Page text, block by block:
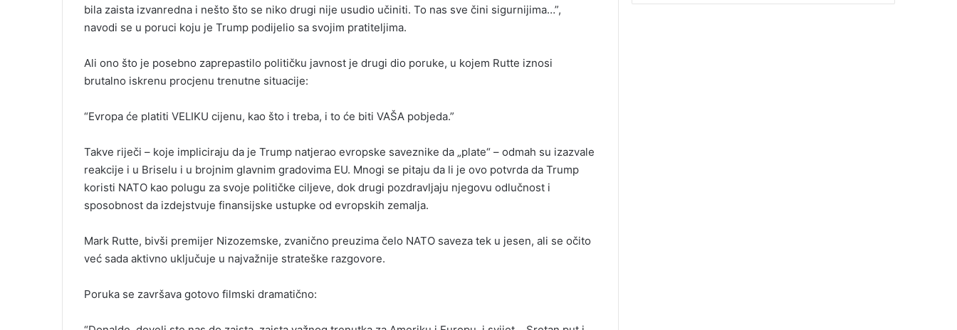
bila zaista izvanredna i nešto što se niko drugi nije usudio učiniti. To nas sve čini sigurnijima…”,
navodi se u poruci koju je Trump podijelio sa svojim pratiteljima.
Ali ono što je posebno zaprepastilo političku javnost je drugi dio poruke, u kojem Rutte iznosi
brutalno iskrenu procjenu trenutne situacije:
“Evropa će platiti VELIKU cijenu, kao što i treba, i to će biti VAŠA pobjeda.”
Takve riječi – koje impliciraju da je Trump natjerao evropske saveznike da „plate“ – odmah su izazvale
reakcije i u Briselu i u brojnim glavnim gradovima EU. Mnogi se pitaju da li je ovo potvrda da Trump
koristi NATO kao polugu za svoje političke ciljeve, dok drugi pozdravljaju njegovu odlučnost i
sposobnost da izdejstvuje finansijske ustupke od evropskih zemalja.
Mark Rutte, bivši premijer Nizozemske, zvanično preuzima čelo NATO saveza tek u jesen, ali se očito
već sada aktivno uključuje u najvažnije strateške razgovore.
Poruka se završava gotovo filmski dramatično: